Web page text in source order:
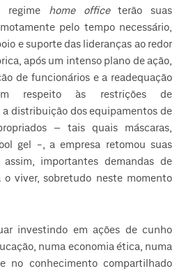
regime home officeterão suas
pelo tempo necessário,
e suporte das lideranças ao redor
após um intenso plano de ação,
de funcionários e a readequação
respeito às restrições de
distribuição dos equipamentos de
– tais quais máscaras,
gel -, a empresa retomou suas
assim, importantes demandas de
o viver, sobretudo neste momento
investindo em ações de cunho
numa economia ética, numa
no conhecimento compartilhado